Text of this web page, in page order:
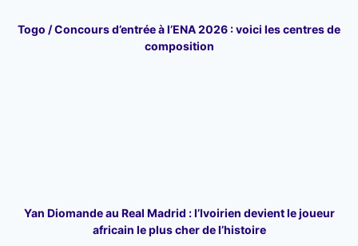
Togo / Concours d’entrée à l’ENA 2026 : voici les centres de
composition
Yan Diomande au Real Madrid : l’Ivoirien devient le joueur
africain le plus cher de l’histoire